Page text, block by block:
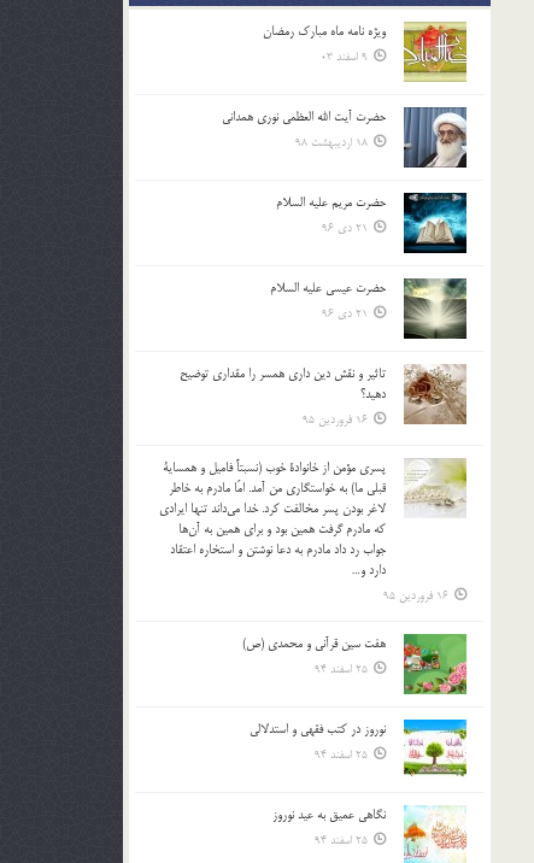
کلیدهای
ویژه نامه ماه مبارک رمضان
9 اسفند 03
حضرت آیت الله العظمی نوری همدانی
18 اردیبهشت 98
حضرت مریم علیه السلام
21 دی 96
حضرت عیسی علیه السلام
21 دی 96
تاثير و نقش دين داري همسر را مقداري توضيح
دهيد؟
16 فروردین 95
پسري مؤمن از خانوادة خوب (نسبتاً فاميل و همساية
قبلي ما) به خواستگاري من آمد. امّا مادرم به خاطر
لاغر بودن پسر مخالفت كرد. خدا مي‌داند تنها ايرادي
كه مادرم گرفت همين بود و براي همين به آن‌ها
جواب رد داد مادرم به دعا نوشتن و استخاره اعتقاد
دارد و…
16 فروردین 95
هفت سین قرآنی و محمدی (ص)
25 اسفند 94
نوروز در كتب فقهى و استدلالى‏
25 اسفند 94
نگاهى عميق به عيد نوروز
25 اسفند 94